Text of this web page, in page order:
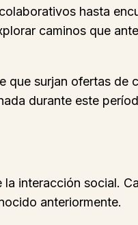
hasta
caminos que
que surjan ofertas de
durante este
interacción social.
anteriormente.